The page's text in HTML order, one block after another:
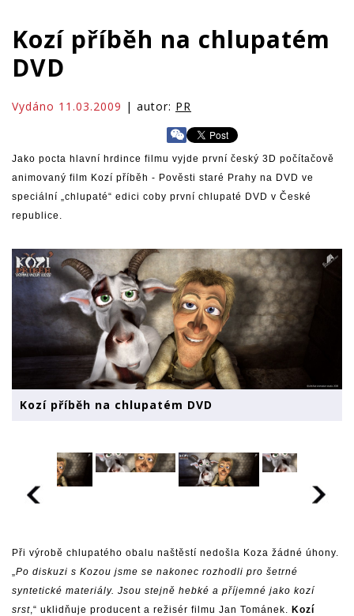
Kozí příběh na chlupatém
DVD
Vydáno 11.03.2009 | autor: PR
Jako pocta hlavní hrdince filmu vyjde první český 3D počítačově
animovaný film Kozí příběh - Pověsti staré Prahy na DVD ve
speciální „chlupaté“ edici coby první chlupaté DVD v České
republice.
Kozí příběh na chlupatém DVD
Při výrobě chlupatého obalu naštěstí nedošla Koza žádné úhony.
„Po diskuzi s Kozou jsme se nakonec rozhodli pro šetrné
syntetické materiály. Jsou stejně hebké a příjemné jako kozí
srst,“ uklidňuje producent a režisér filmu Jan Tománek. Kozí